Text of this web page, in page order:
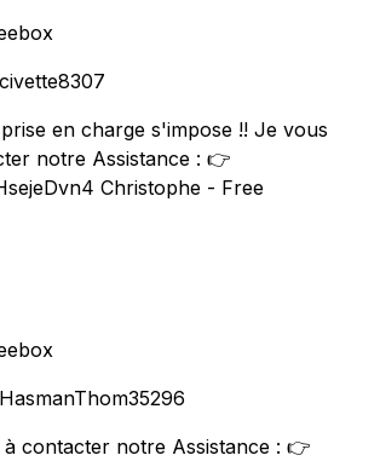
en charge s'impose !! Je vous
notre Assistance : 👉
Christophe - Free
contacter notre Assistance : 👉